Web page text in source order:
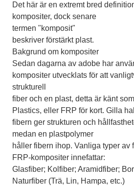
Det här är en extremt bred
kompositer, dock senare
termen "komposit"
beskriver förstärkt plast.
Bakgrund om kompositer
Sedan dagarna av adobe har
kompositer utvecklats för att
strukturell
fiber och en plast, detta är känt
Plastics, eller FRP för kort. Gilla
fibern ger strukturen och
medan en plastpolymer
håller fibern ihop. Vanliga typer av
FRP-kompositer innefattar:
Glasfiber; Kolfiber; Aramidfiber;
Naturfiber (Trä, Lin, Hampa, etc.)